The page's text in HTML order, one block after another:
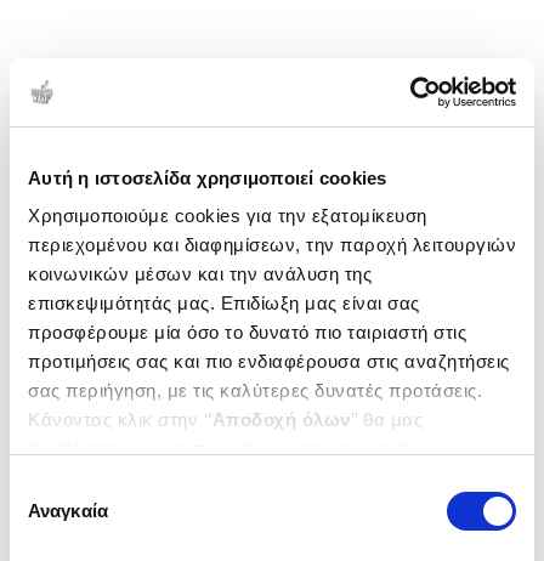
Αυτή η ιστοσελίδα χρησιμοποιεί cookies
Χρησιμοποιούμε cookies για την εξατομίκευση
περιεχομένου και διαφημίσεων, την παροχή λειτουργιών
κοινωνικών μέσων και την ανάλυση της
επισκεψιμότητάς μας. Επιδίωξη μας είναι σας
προσφέρουμε μία όσο το δυνατό πιο ταιριαστή στις
προτιμήσεις σας και πιο ενδιαφέρουσα στις αναζητήσεις
σας περιήγηση, με τις καλύτερες δυνατές προτάσεις.
Κάνοντας κλικ στην ‘’Αποδοχή όλων’’ θα μας
ενδιαφέρουν και να επιλέξετε από τα παρακάτω με την
΄΄και να ενημερωθείτε σχετικά με
συγκατάθεσης
Αναγκαία